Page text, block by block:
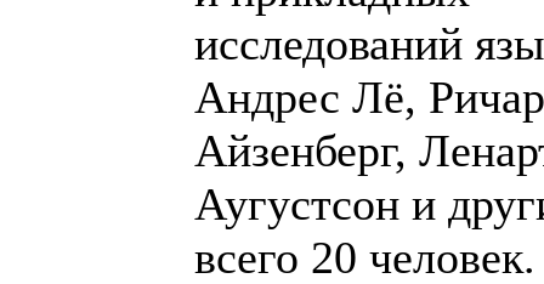
исследований
Андрес Лё,
Айзенберг,
Аугустсон и
всего 20 человек.